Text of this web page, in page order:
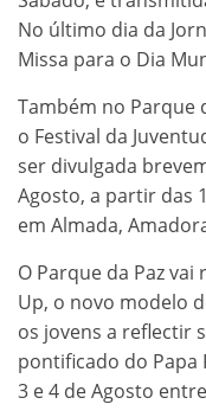
No último dia da
Missa para o Dia
Também no Parque
o Festival da
ser divulgada
Agosto, a partir das
em Almada,
O Parque da Paz
Up, o novo modelo
os jovens a reflectir
pontificado do Papa
3 e 4 de Agosto